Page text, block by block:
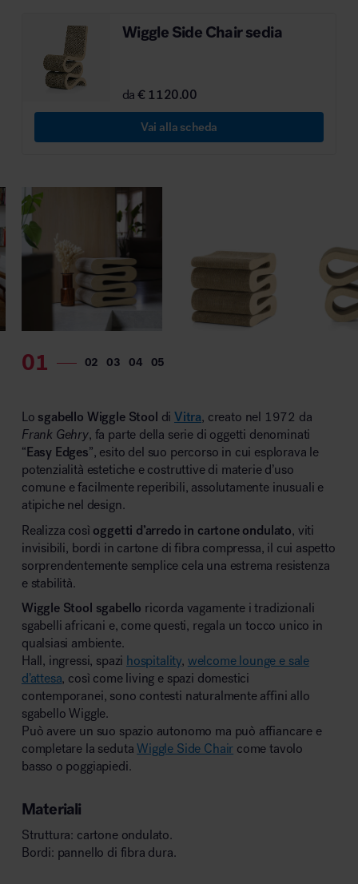
Wiggle Side Chair sedia
da€ 1120.00
Vai alla scheda
Lo sgabello Wiggle Stool di Vitra, creato nel 1972 da
Frank Gehry, fa parte della serie di oggetti denominati
“Easy Edges”, esito del suo percorso in cui esplorava le
potenzialità estetiche e costruttive di materie d’uso
comune e facilmente reperibili, assolutamente inusuali e
atipiche nel design.
Realizza così oggetti d’arredo in cartone ondulato, viti
invisibili, bordi in cartone di fibra compressa, il cui aspetto
sorprendentemente semplice cela una estrema resistenza
e stabilità.
Wiggle Stool sgabello ricorda vagamente i tradizionali
sgabelli africani e, come questi, regala un tocco unico in
qualsiasi ambiente.
Hall, ingressi, spazi hospitality, welcome lounge e sale
d’attesa, così come living e spazi domestici
contemporanei, sono contesti naturalmente affini allo
sgabello Wiggle.
Può avere un suo spazio autonomo ma può affiancare e
completare la sedutaWiggle Side Chair come tavolo
basso o poggiapiedi.
Materiali
Struttura: cartone ondulato.
Bordi: pannello di fibra dura.